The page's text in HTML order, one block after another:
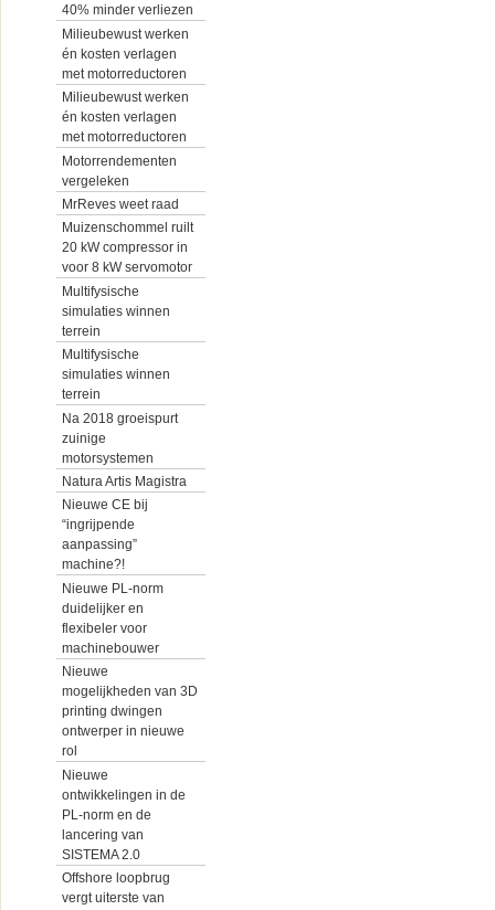
40% minder verliezen
Milieubewust werken
én kosten verlagen
met motorreductoren
Milieubewust werken
én kosten verlagen
met motorreductoren
Motorrendementen
vergeleken
MrReves weet raad
Muizenschommel ruilt
20 kW compressor in
voor 8 kW servomotor
Multifysische
simulaties winnen
terrein
Multifysische
simulaties winnen
terrein
Na 2018 groeispurt
zuinige
motorsystemen
Natura Artis Magistra
Nieuwe CE bij
“ingrijpende
aanpassing”
machine?!
Nieuwe PL-norm
duidelijker en
flexibeler voor
machinebouwer
Nieuwe
mogelijkheden van 3D
printing dwingen
ontwerper in nieuwe
rol
Nieuwe
ontwikkelingen in de
PL-norm en de
lancering van
SISTEMA 2.0
Offshore loopbrug
vergt uiterste van